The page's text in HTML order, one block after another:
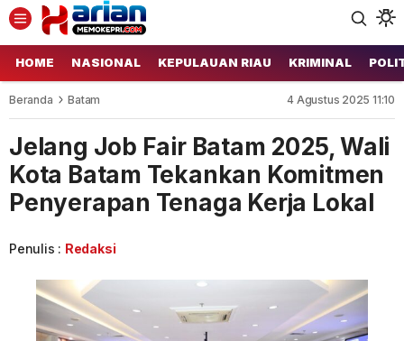
HOME NASIONAL KEPULAUAN RIAU KRIMINAL
Beranda Batam 4 Agustus 2025 11:10
Jelang Job Fair Batam 2025, Wali
Kota Batam Tekankan Komitmen
Penyerapan Tenaga Kerja Lokal
Penulis : Redaksi